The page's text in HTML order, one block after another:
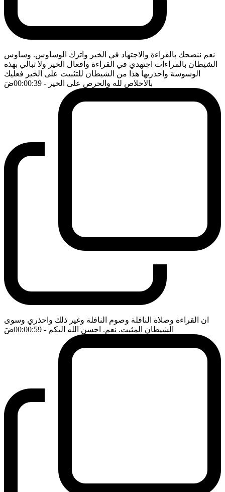
نعم ننصحك بالقراءة والاجتهاد في الخير واترك الوساوس. وساوس
الشيطان بالمراءات اجتهدي في القراءة وافعال الخير ولا تبالي بهذه
الوسوسة واحذريها هذا من الشيطان للتثبيت على الخير فعليك
بالاخلاص لله والحرص على الخير - 00:00:39 ضَ
ان القراءة وصلاة النافلة وصوم النافلة وغير ذلك واحذري وسوى
الشيطان المثبت. نعم. احسن الله اليكم - 00:00:59 ضَ